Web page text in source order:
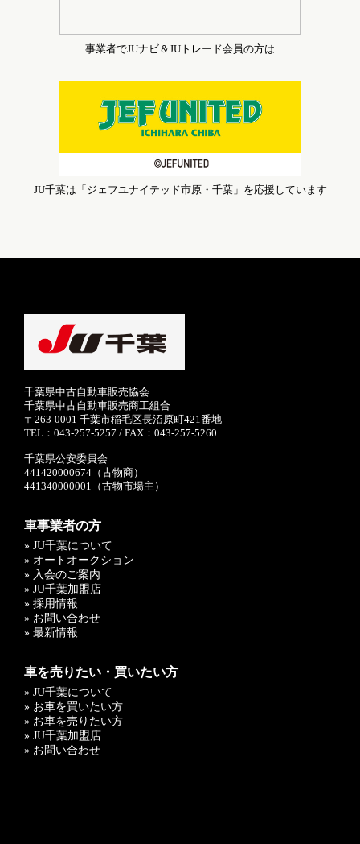
事業者でJUナビ＆JUトレード会員の方は
JU千葉は「ジェフユナイテッド市原・千葉」を応援しています
千葉県中古自動車販売協会
千葉県中古自動車販売商工組合
〒263-0001 千葉市稲毛区長沼原町421番地
TEL：043-257-5257 / FAX：043-257-5260
千葉県公安委員会
441420000674（古物商）
441340000001（古物市場主）
車事業者の方
» JU千葉について
» オートオークション
» 入会のご案内
» JU千葉加盟店
» 採用情報
» お問い合わせ
» 最新情報
車を売りたい・買いたい方
» JU千葉について
» お車を買いたい方
» お車を売りたい方
» JU千葉加盟店
» お問い合わせ